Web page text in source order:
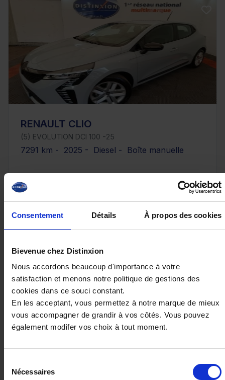
Consentement Détails À propos des cookies
Bievenue chez Distinxion
Nous accordons beaucoup d'importance à votre
satisfaction et menons notre politique de gestions des
cookies dans ce souci constant.
En les acceptant, vous permettez à notre marque de mieux
vous accompagner de grandir à vos côtés. Vous pouvez
également modifer vos choix à tout moment.
Nécessaires
RENAULT CLIO
(5) EVOLUTION DCI 100 -25
7291 km - 2025 - Diesel - Boîte manuelle
ou à partir de 295.93 €/mois